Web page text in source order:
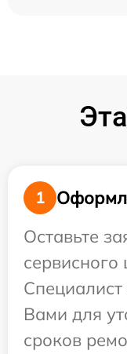
1
Оставьте
сервисного
Специалист
Вами для
сроков